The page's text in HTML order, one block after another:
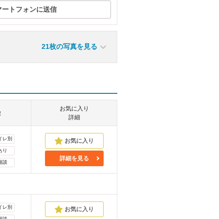
トフォンに送信
21枚の写真を見る
お気に入り
詳細
レ別
り
談
詳細を見る
レ別